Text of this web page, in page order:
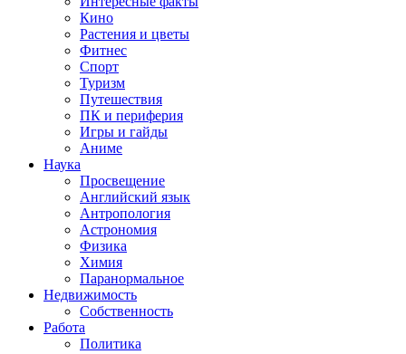
Кино
Растения и цветы
Фитнес
Спорт
Туризм
Путешествия
ПК и периферия
Игры и гайды
Аниме
Наука
Просвещение
Английский язык
Антропология
Астрономия
Физика
Химия
Паранормальное
Недвижимость
Собственность
Работа
Политика